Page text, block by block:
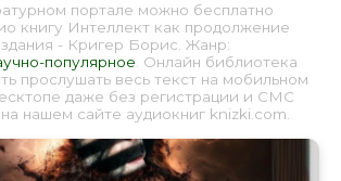
портале можно бесплатно
книгу Интеллект как продолжение
- Кригер Борис. Жанр:
популярное . Онлайн библиотека
прослушать весь текст на мобильном
даже без регистрации и СМС
нашем сайте аудиокниг knizki.com.